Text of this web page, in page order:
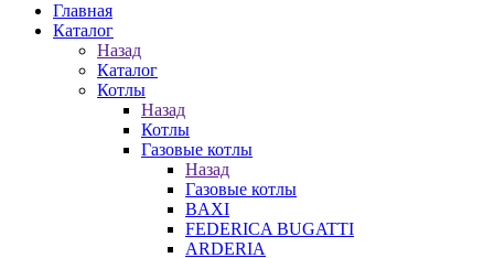
Главная
Каталог
Назад
Каталог
Котлы
Назад
Котлы
Газовые котлы
Назад
Газовые котлы
BAXI
FEDERICA BUGATTI
ARDERIA